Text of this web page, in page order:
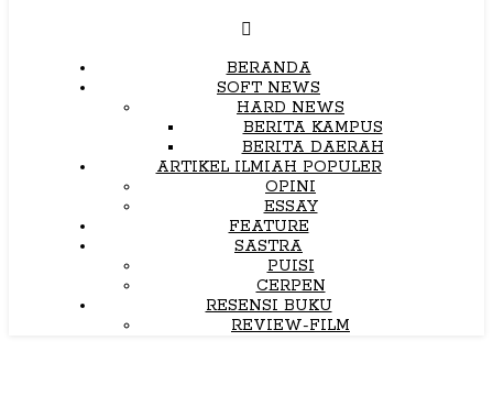
BERANDA
SOFT NEWS
HARD NEWS
BERITA KAMPUS
BERITA DAERAH
ARTIKEL ILMIAH POPULER
OPINI
ESSAY
FEATURE
SASTRA
PUISI
CERPEN
RESENSI BUKU
REVIEW-FILM